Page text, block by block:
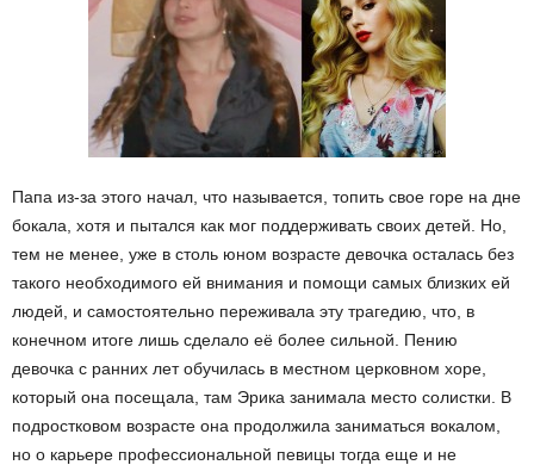
Папа из-за этого начал, что называется, топить свое горе на дне
бокала, хотя и пытался как мог поддерживать своих детей. Но,
тем не менее, уже в столь юном возрасте девочка осталась без
такого необходимого ей внимания и помощи самых близких ей
людей, и самостоятельно переживала эту трагедию, что, в
конечном итоге лишь сделало её более сильной. Пению
девочка с ранних лет обучилась в местном церковном хоре,
который она посещала, там Эрика занимала место солистки. В
подростковом возрасте она продолжила заниматься вокалом,
но о карьере профессиональной певицы тогда еще и не